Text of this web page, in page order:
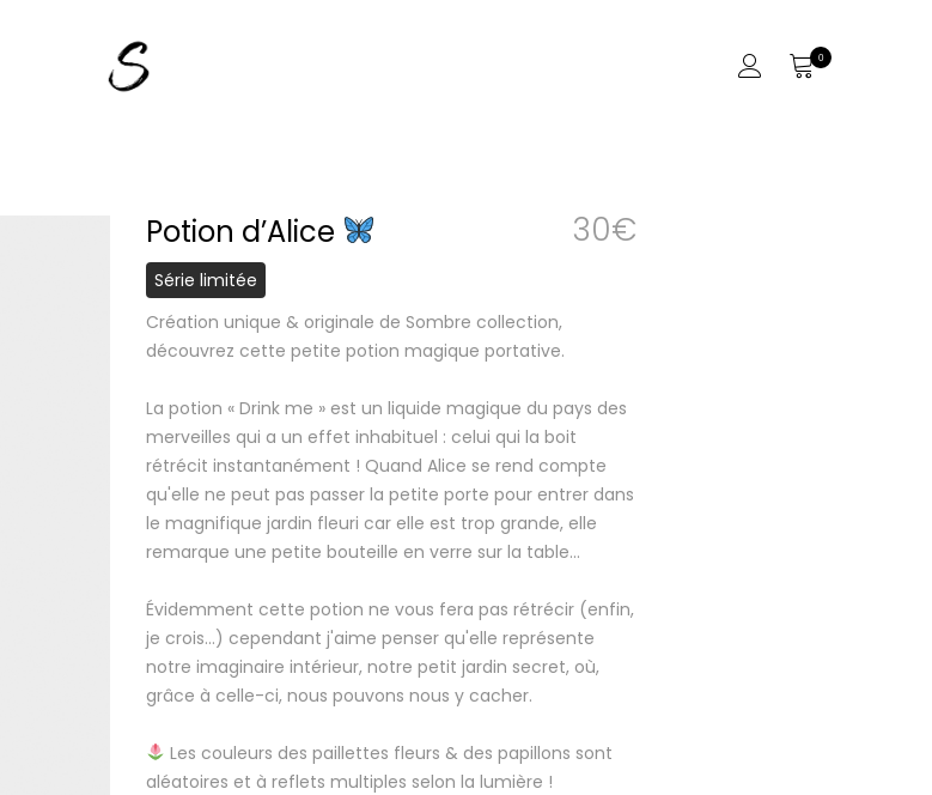
0
Potion d’Alice 30€
Série limitée
Création unique & originale de Sombre collection,
découvrez cette petite potion magique portative.
La potion « Drink me » est un liquide magique du pays des
merveilles qui a un effet inhabituel : celui qui la boit
rétrécit instantanément ! Quand Alice se rend compte
qu'elle ne peut pas passer la petite porte pour entrer dans
le magnifique jardin fleuri car elle est trop grande, elle
remarque une petite bouteille en verre sur la table...
Évidemment cette potion ne vous fera pas rétrécir (enfin,
je crois...) cependant j'aime penser qu'elle représente
notre imaginaire intérieur, notre petit jardin secret, où,
grâce à celle-ci, nous pouvons nous y cacher.
Les couleurs des paillettes fleurs & des papillons sont
aléatoires et à reflets multiples selon la lumière !